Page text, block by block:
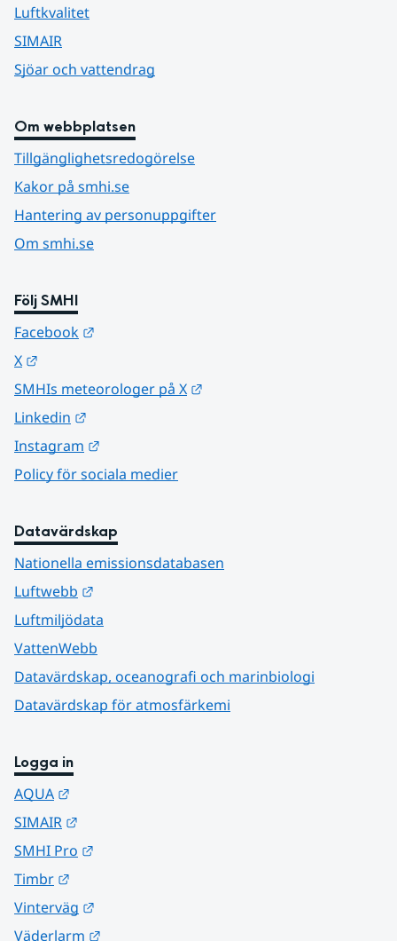
Luftkvalitet
SIMAIR
Sjöar och vattendrag
Om webbplatsen
Tillgänglighetsredogörelse
Kakor på smhi.se
Hantering av personuppgifter
Om smhi.se
Följ SMHI
Facebook
X
SMHIs meteorologer på X
Linkedin
Instagram
Policy för sociala medier
Datavärdskap
Nationella emissionsdatabasen
Luftwebb
Luftmiljödata
VattenWebb
Datavärdskap, oceanografi och marinbiologi
Datavärdskap för atmosfärkemi
Logga in
AQUA
SIMAIR
SMHI Pro
Timbr
Vinterväg
Väderlarm